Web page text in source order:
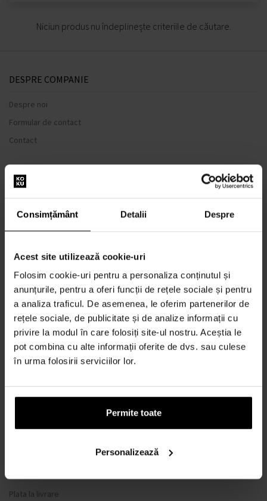
Consimțământ Detalii Despre
Acest site utilizează cookie-uri
Folosim cookie-uri pentru a personaliza conținutul și
anunțurile, pentru a oferi funcții de rețele sociale și pentru
a analiza traficul. De asemenea, le oferim partenerilor de
rețele sociale, de publicitate și de analize informații cu
privire la modul în care folosiți site-ul nostru. Aceștia le
pot combina cu alte informații oferite de dvs. sau culese
în urma folosirii serviciilor lor.
Permite toate
Personalizează
Niciun produs nu îndeplinește criteriile de căutare.
DESPRE COMPANIE
Despre noi
Formular de contact
Contact
TOTUL DESPRE CUMPĂRĂTURI
Sistem de loialitate
Termeni și condiții
Formular de plângere
METODA DE TRANSPORT
Când voi primi produsele comandate?
De ce parfumuri de la noi?
Rezistenta la apa
Ce este un tester de parfum?
Doar parfumuri originale
De ce să vă înregistrați la noi?
Schimbarea consimțământului pentru cookie-uri
Plata la livrare